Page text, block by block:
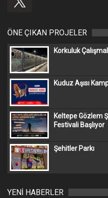
ÖNE ÇIKAN PROJELER
Korkuluk
Kuduz Aşısı
Keltepe Gözlem
Festivali Başlıyor
Şehitler Parkı
YENİ HABERLER